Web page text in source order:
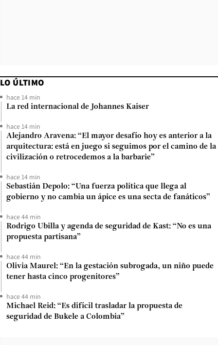
LO ÚLTIMO
hace 14 min
La red internacional de Johannes Kaiser
hace 14 min
Alejandro Aravena: “El mayor desafío hoy es anterior a la
arquitectura: está en juego si seguimos por el camino de la
civilización o retrocedemos a la barbarie”
hace 14 min
Sebastián Depolo: “Una fuerza política que llega al
gobierno y no cambia un ápice es una secta de fanáticos”
hace 44 min
Rodrigo Ubilla y agenda de seguridad de Kast: “No es una
propuesta partisana”
hace 44 min
Olivia Maurel: “En la gestación subrogada, un niño puede
tener hasta cinco progenitores”
hace 44 min
Michael Reid: “Es difícil trasladar la propuesta de
seguridad de Bukele a Colombia”